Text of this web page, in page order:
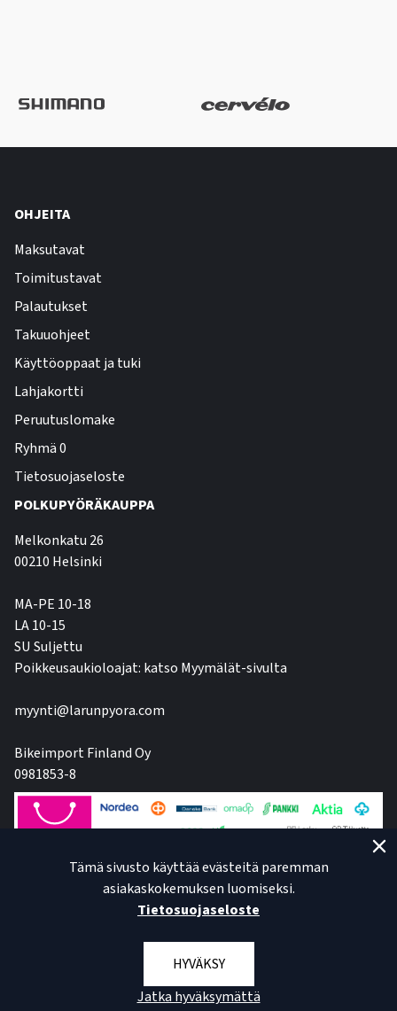
OHJEITA
Maksutavat
Toimitustavat
Palautukset
Takuuohjeet
Käyttöoppaat ja tuki
Lahjakortti
Peruutuslomake
Ryhmä 0
Tietosuojaseloste
POLKUPYÖRÄKAUPPA
Melkonkatu 26
00210 Helsinki
MA-PE 10-18
LA 10-15
SU Suljettu
Poikkeusaukioloajat: katso Myymälät-sivulta
myynti@larunpyora.com
Bikeimport Finland Oy
0981853-8
Tämä sivusto käyttää evästeitä paremman
asiakaskokemuksen luomiseksi.
Tietosuojaseloste
HYVÄKSY
Jatka hyväksymättä